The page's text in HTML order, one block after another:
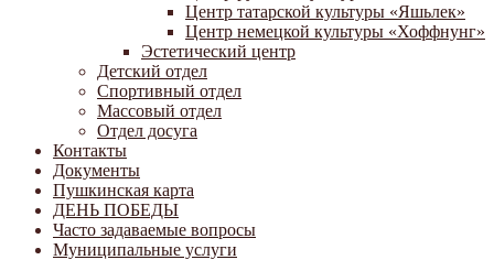
Центр татарской культуры «Яшьлек»
Центр немецкой культуры «Хоффнунг»
Эстетический центр
Детский отдел
Спортивный отдел
Массовый отдел
Отдел досуга
Контакты
Документы
Пушкинская карта
ДЕНЬ ПОБЕДЫ
Часто задаваемые вопросы
Муниципальные услуги